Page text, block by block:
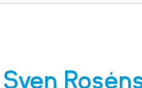
Sven